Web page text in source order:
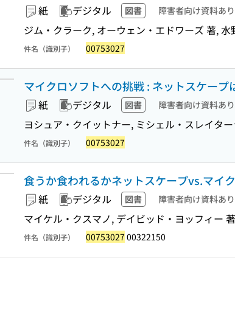
紙 デジタル 図書 障害者向け資料あり
ジム・クラーク, オーウェン・エドワーズ 著, 水
件名（識別子） 00753027
マイクロソフトへの挑戦 : ネットスケー
紙 デジタル 図書 障害者向け資料あり
ヨシュア・クイットナー, ミシェル・スレイタ
件名（識別子） 00753027
食うか食われるかネットスケープvs.マイ
紙 デジタル 図書 障害者向け資料あり
マイケル・クスマノ, デイビッド・ヨッフィー
件名（識別子） 00753027 00322150